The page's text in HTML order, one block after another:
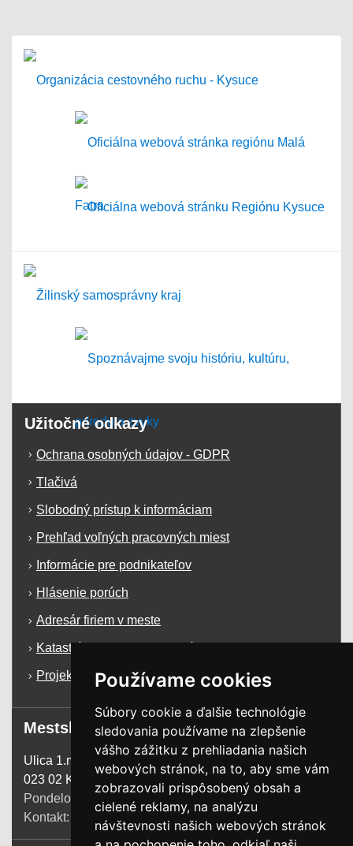
Používame cookies
Súbory cookie a ďalšie technológie
sledovania používame na zlepšenie
vášho zážitku z prehliadania našich
webových stránok, na to, aby sme vám
zobrazovali prispôsobený obsah a
cielené reklamy, na analýzu
návštevnosti našich webových stránok
Užitočné odkazy
Ochrana osobných údajov - GDPR
Tlačivá
Slobodný prístup k informáciam
Prehľad voľných pracovných miest
Informácie pre podnikateľov
Hlásenie porúch
Adresár firiem v meste
Katastrálna mapa mesta Krásno n/K
Projekty a dotácie
Mestský úrad
Ulica 1.mája 1255
023 02 Krásno n. Kysucou
Pondelok:
7:00 - 15:00
Kontakt:
+421 41 4385 200